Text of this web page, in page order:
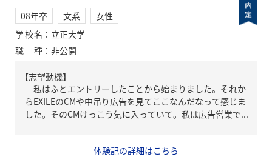
08年卒 文系
女性
学校名 ： 立正大学
職種 ： 非公開
【志望動機】
私はふとエントリーしたことから始まりました。それか
らEXILEのCMや中吊り広告を見てここなんだなって感じま
した。そのCMけっこう気に入っていて。私は広告営業で...
体験記の詳細はこちら